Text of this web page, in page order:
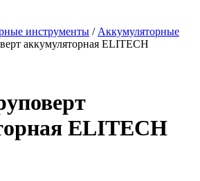
инструменты / Аккумуляторные
аккумуляторная ELITECH
ELITECH